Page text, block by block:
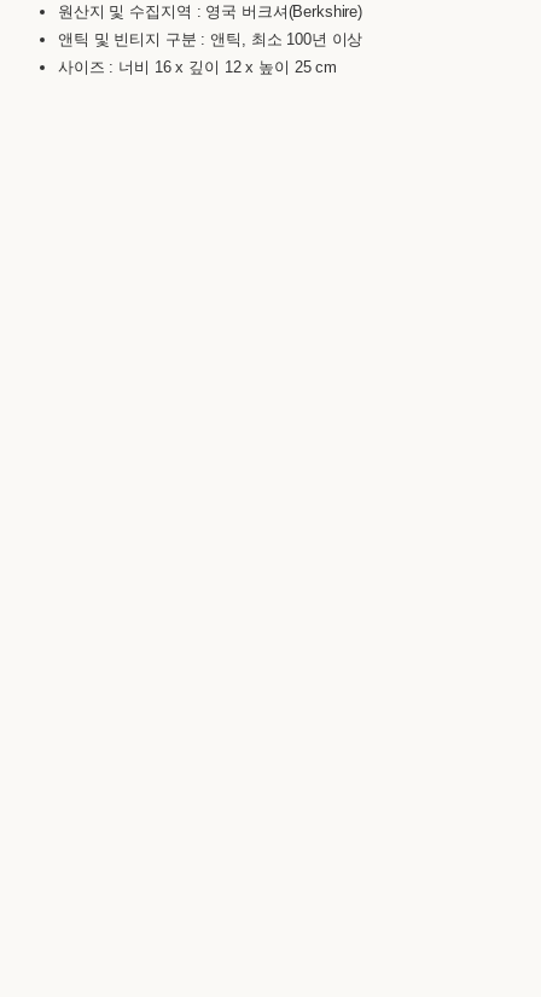
원산지 및 수집지역 : 영국 버크셔(Berkshire)
앤틱 및 빈티지 구분 : 앤틱, 최소 100년 이상
사이즈 : 너비 16 x 깊이 12 x 높이 25 cm